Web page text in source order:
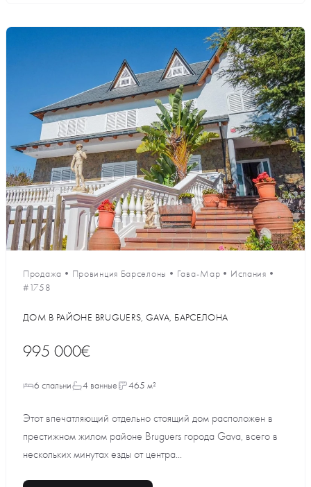
Продажа • Провинция Барселоны • Гава-Мар • Испания •
#1758
ДОМ В РАЙОНЕ BRUGUERS, GAVA, БАРСЕЛОНА
995 000€
6 спальни 4 ванные 465 м²
Этот впечатляющий отдельно стоящий дом расположен в
престижном жилом районе Bruguers города Gava, всего в
нескольких минутах езды от центра...